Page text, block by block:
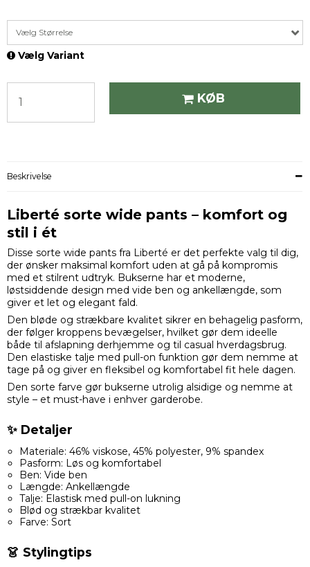
Vælg Størrelse
Vælg Variant
KØB
Beskrivelse
Liberté sorte wide pants – komfort og
stil i ét
Disse sorte wide pants fra Liberté er det perfekte valg til dig,
der ønsker maksimal komfort uden at gå på kompromis
med et stilrent udtryk. Bukserne har et moderne,
løstsiddende design med vide ben og ankellængde, som
giver et let og elegant fald.
Den bløde og strækbare kvalitet sikrer en behagelig pasform,
der følger kroppens bevægelser, hvilket gør dem ideelle
både til afslapning derhjemme og til casual hverdagsbrug.
Den elastiske talje med pull-on funktion gør dem nemme at
tage på og giver en fleksibel og komfortabel fit hele dagen.
Den sorte farve gør bukserne utrolig alsidige og nemme at
style – et must-have i enhver garderobe.
✨ Detaljer
Materiale: 46% viskose, 45% polyester, 9% spandex
Pasform: Løs og komfortabel
Ben: Vide ben
Længde: Ankellængde
Talje: Elastisk med pull-on lukning
Blød og strækbar kvalitet
Farve: Sort
👗 Stylingtips